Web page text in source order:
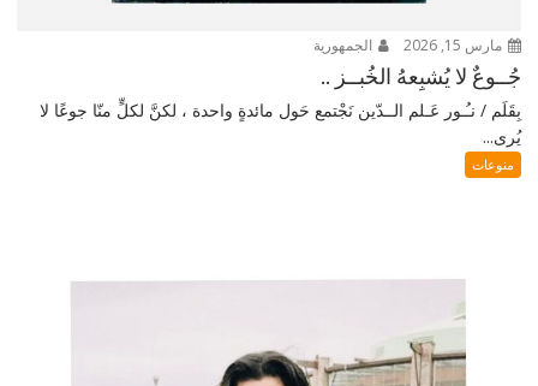
مارس 15, 2026 الجمهورية
جُــوعٌ لا يُشبِعهُ الخُبــز ..
بِقَلَم / نـُـور عَـلم الــدّين نَجْتمع حَول مائدةٍ واحدة ، لكنَّ لكلٍّ منّا جوعًا لا
يُرى...
منوعات